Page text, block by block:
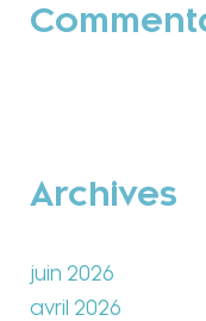
Archives
juin 2026
avril 2026